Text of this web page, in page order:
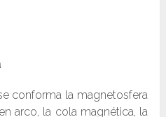
conforma la magnetosfera
arco, la cola magnética, la